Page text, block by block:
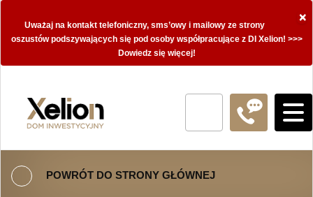
×
Uważaj na kontakt telefoniczny, sms’owy i mailowy ze strony
oszustów podszywających się pod osoby współpracujące z DI Xelion! >>>
Dowiedz się więcej!
POWRÓT DO STRONY GŁÓWNEJ